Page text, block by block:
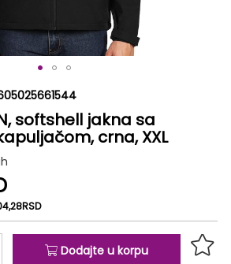
softshell jakna sa
crna, XXL
Dodajte u korpu